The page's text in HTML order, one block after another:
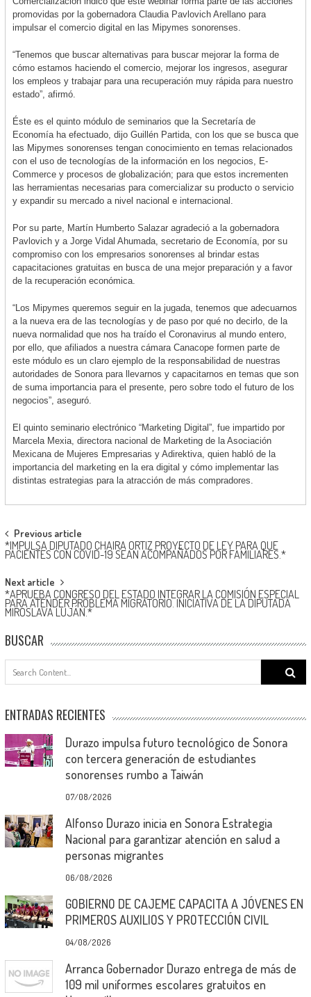
promovidas por la gobernadora Claudia Pavlovich Arellano para
impulsar el comercio digital en las Mipymes sonorenses.
“Tenemos que buscar alternativas para buscar mejorar la forma de
cómo estamos haciendo el comercio, mejorar los ingresos, asegurar
los empleos y trabajar para una recuperación muy rápida para nuestro
estado”, afirmó.
Éste es el quinto módulo de seminarios que la Secretaría de
Economía ha efectuado, dijo Guillén Partida, con los que se busca que
las Mipymes sonorenses tengan conocimiento en temas relacionados
con el uso de tecnologías de la información en los negocios, E-
Commerce y procesos de globalización; para que estos incrementen
las herramientas necesarias para comercializar su producto o servicio
y expandir su mercado a nivel nacional e internacional.
Por su parte, Martín Humberto Salazar agradeció a la gobernadora
Pavlovich y a Jorge Vidal Ahumada, secretario de Economía, por su
compromiso con los empresarios sonorenses al brindar estas
capacitaciones gratuitas en busca de una mejor preparación y a favor
de la recuperación económica.
“Los Mipymes queremos seguir en la jugada, tenemos que adecuarnos
a la nueva era de las tecnologías y de paso por qué no decirlo, de la
nueva normalidad que nos ha traído el Coronavirus al mundo entero,
por ello, que afiliados a nuestra cámara Canacope formen parte de
este módulo es un claro ejemplo de la responsabilidad de nuestras
autoridades de Sonora para llevarnos y capacitarnos en temas que son
de suma importancia para el presente, pero sobre todo el futuro de los
negocios”, aseguró.
El quinto seminario electrónico “Marketing Digital”, fue impartido por
Marcela Mexia, directora nacional de Marketing de la Asociación
Mexicana de Mujeres Empresarias y Adirektiva, quien habló de la
importancia del marketing en la era digital y cómo implementar las
distintas estrategias para la atracción de más compradores.
Post
navigation
Previous article
*IMPULSA DIPUTADO CHAIRA ORTIZ PROYECTO DE LEY PARA QUE
PACIENTES CON COVID-19 SEAN ACOMPAÑADOS POR FAMILIARES.*
Next article
*APRUEBA CONGRESO DEL ESTADO INTEGRAR LA COMISIÓN ESPECIAL
PARA ATENDER PROBLEMA MIGRATORIO. INICIATIVA DE LA DIPUTADA
MIROSLAVA LUJÁN.*
BUSCAR
Search
for:
ENTRADAS RECIENTES
Durazo impulsa futuro tecnológico de Sonora
con tercera generación de estudiantes
sonorenses rumbo a Taiwán
07/08/2026
Alfonso Durazo inicia en Sonora Estrategia
Nacional para garantizar atención en salud a
personas migrantes
06/08/2026
GOBIERNO DE CAJEME CAPACITA A JÓVENES EN
PRIMEROS AUXILIOS Y PROTECCIÓN CIVIL
04/08/2026
Arranca Gobernador Durazo entrega de más de
109 mil uniformes escolares gratuitos en